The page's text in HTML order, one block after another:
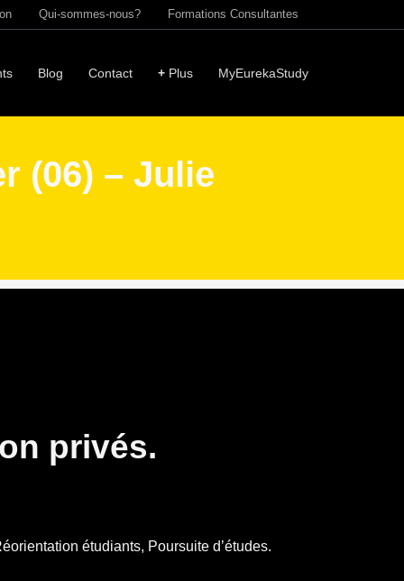
Qui-sommes-nous? Formations Consultantes
Blog Contact + Plus MyEurekaStudy
(06) – Julie
privés.
étudiants, Poursuite d’études.